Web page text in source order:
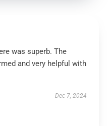
was superb. The
and very helpful with
Dec 7, 2024